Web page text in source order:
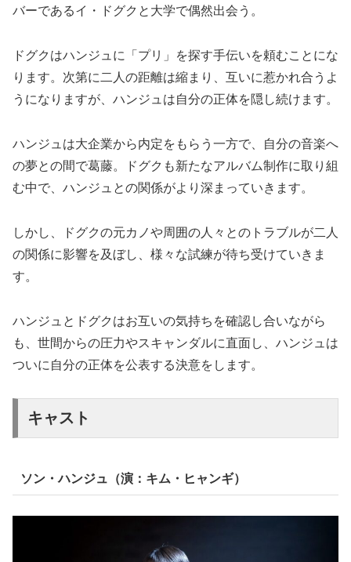
バーであるイ・ドグクと大学で偶然出会う。
ドグクはハンジュに「プリ」を探す手伝いを頼むことにな
ります。次第に二人の距離は縮まり、互いに惹かれ合うよ
うになりますが、ハンジュは自分の正体を隠し続けます。
ハンジュは大企業から内定をもらう一方で、自分の音楽へ
の夢との間で葛藤。ドグクも新たなアルバム制作に取り組
む中で、ハンジュとの関係がより深まっていきます。
しかし、ドグクの元カノや周囲の人々とのトラブルが二人
の関係に影響を及ぼし、様々な試練が待ち受けていきま
す。
ハンジュとドグクはお互いの気持ちを確認し合いながら
も、世間からの圧力やスキャンダルに直面し、ハンジュは
ついに自分の正体を公表する決意をします。
キャスト
ソン・ハンジュ（演：キム・ヒャンギ）